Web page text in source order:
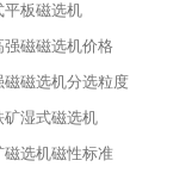
平板磁选机
强磁磁选机价格
磁磁选机分选粒度
矿湿式磁选机
磁选机磁性标准